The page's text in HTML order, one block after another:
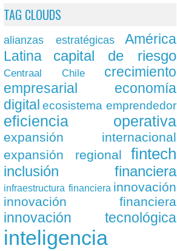
TAG CLOUDS
alianzas estratégicas
América
Latina
capital de riesgo
Centraal Chile
crecimiento
empresarial
economía
digital ecosistema emprendedor
eficiencia operativa
expansión internacional
expansión regional
fintech
inclusión financiera
infraestructura financiera innovación
innovación financiera
innovación tecnológica
inteligencia